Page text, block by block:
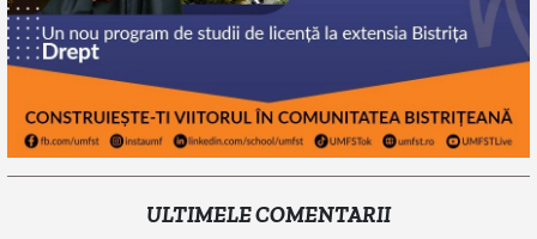
ULTIMELE COMENTARII